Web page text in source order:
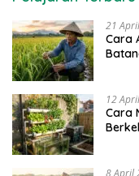
21
Cara
12
Cara
8 April